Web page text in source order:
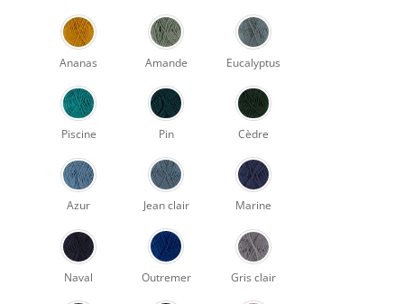
Ananas Amande Eucalyptus
Piscine Pin Cèdre
Azur Jean clair Marine
Naval Outremer Gris clair